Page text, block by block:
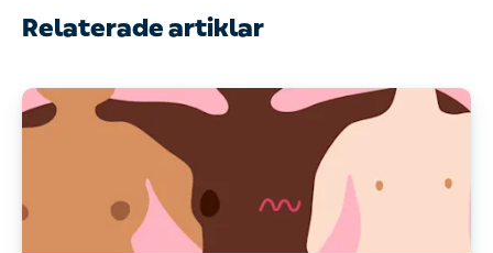
KVINNOHÄLSA – 5 OKT. 2023
Vanliga frågor om bröstcancer
Här har vi samlat några vanliga frågor och svar om